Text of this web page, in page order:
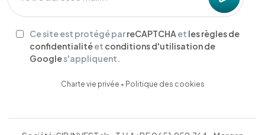
Ce site est protégé parreCAPTCHA et les règles de
confidentialitéet conditions d'utilisation de
Googles'appliquent.
Charte vie privée • Politique des cookies